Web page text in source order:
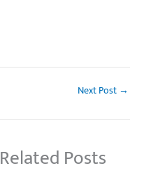
Next Post →
Related Posts